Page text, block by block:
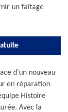
un faîtage
d’un nouveau
en réparation
Histoire
Avec la